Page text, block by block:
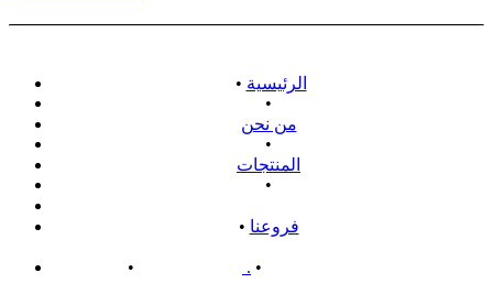
• الرئيسية
•
من نحن
•
المنتجات
•
• فروعنا
• •
.